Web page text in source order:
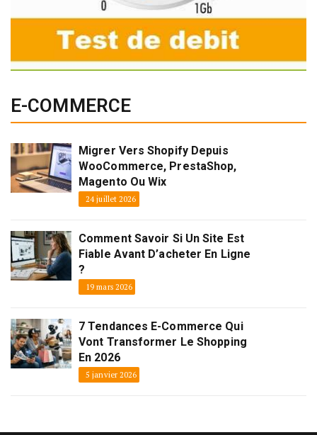
E-COMMERCE
Migrer Vers Shopify Depuis
WooCommerce, PrestaShop,
Magento Ou Wix
24 juillet 2026
Comment Savoir Si Un Site Est
Fiable Avant D’acheter En Ligne
?
19 mars 2026
7 Tendances E-Commerce Qui
Vont Transformer Le Shopping
En 2026
5 janvier 2026